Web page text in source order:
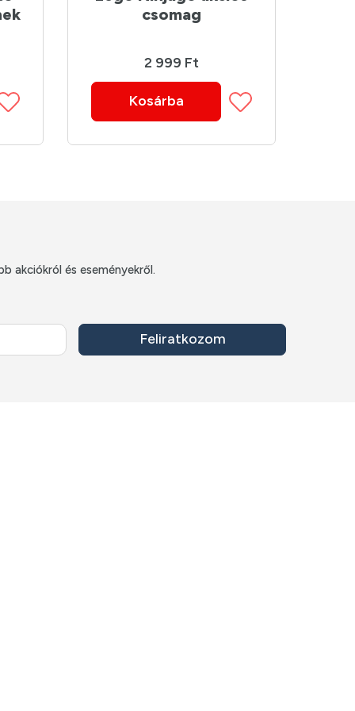
csomag
2 999 Ft
Kosárba
akciókról és eseményekről.
Feliratkozom